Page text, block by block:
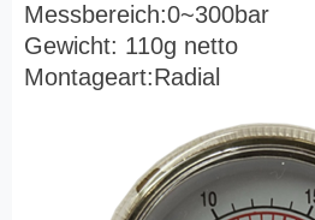
Messbereich:0~300bar
Gewicht: 110g netto
Montageart:Radial